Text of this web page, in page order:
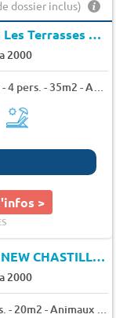
dossier inclus)
Résidence Club Les Terrasses d'Isola*
2000
Appartement - TV - 4 pers. - 35m2 - Animaux admis
>
RESIDENCE LE NEW CHASTILLON
2000